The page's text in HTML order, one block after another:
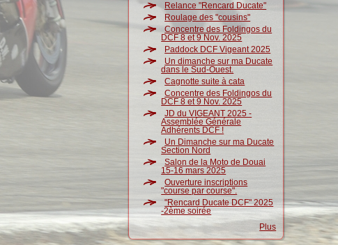
Relance "Rencard Ducate"
Roulage des "cousins"
Concentre des Foldingos du
DCF 8 et 9 Nov. 2025
Paddock DCF Vigeant 2025
Un dimanche sur ma Ducate
dans le Sud-Ouest.
Cagnotte suite à cata
Concentre des Foldingos du
DCF 8 et 9 Nov. 2025
JD du VIGEANT 2025 -
Assemblée Générale
Adhérents DCF !
Un Dimanche sur ma Ducate
Section Nord
Salon de la Moto de Douai
15-16 mars 2025
Ouverture inscriptions
"course par course".
"Rencard Ducate DCF" 2025
-2ème soirée
Plus